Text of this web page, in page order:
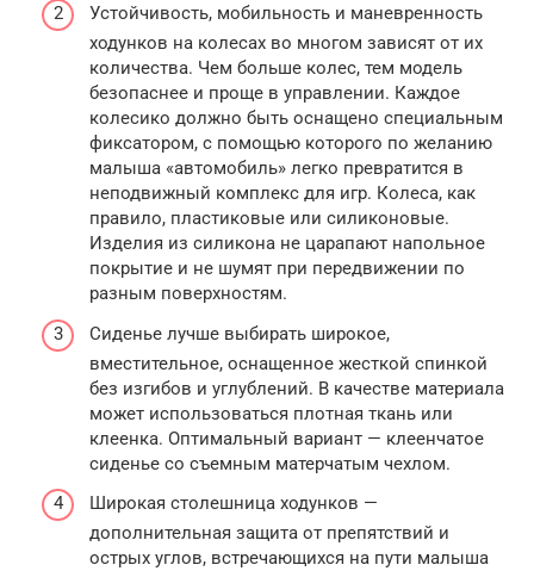
Устойчивость, мобильность и маневренность
ходунков на колесах во многом зависят от их
количества. Чем больше колес, тем модель
безопаснее и проще в управлении. Каждое
колесико должно быть оснащено специальным
фиксатором, с помощью которого по желанию
малыша «автомобиль» легко превратится в
неподвижный комплекс для игр. Колеса, как
правило, пластиковые или силиконовые.
Изделия из силикона не царапают напольное
покрытие и не шумят при передвижении по
разным поверхностям.
Сиденье лучше выбирать широкое,
вместительное, оснащенное жесткой спинкой
без изгибов и углублений. В качестве материала
может использоваться плотная ткань или
клеенка. Оптимальный вариант — клеенчатое
сиденье со съемным матерчатым чехлом.
Широкая столешница ходунков —
дополнительная защита от препятствий и
острых углов, встречающихся на пути малыша